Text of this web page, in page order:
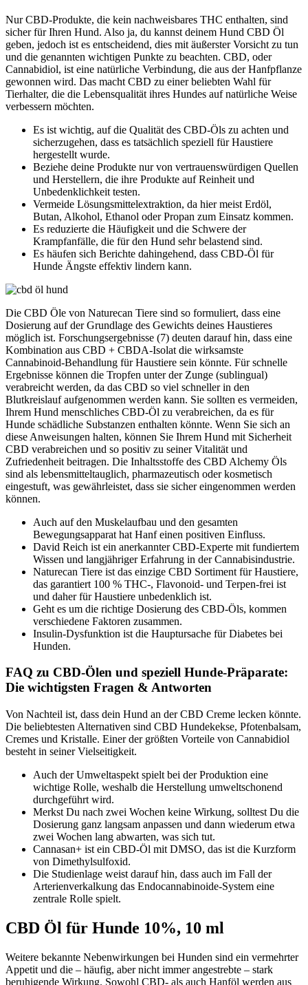
Nur CBD-Produkte, die kein nachweisbares THC enthalten, sind
sicher für Ihren Hund. Also ja, du kannst deinem Hund CBD Öl
geben, jedoch ist es entscheidend, dies mit äußerster Vorsicht zu tun
und die genannten wichtigen Punkte zu beachten. CBD, oder
Cannabidiol, ist eine natürliche Verbindung, die aus der Hanfpflanze
gewonnen wird. Das macht CBD zu einer beliebten Wahl für
Tierhalter, die die Lebensqualität ihres Hundes auf natürliche Weise
verbessern möchten.
Es ist wichtig, auf die Qualität des CBD-Öls zu achten und
sicherzugehen, dass es tatsächlich speziell für Haustiere
hergestellt wurde.
Beziehe deine Produkte nur von vertrauenswürdigen Quellen
und Herstellern, die ihre Produkte auf Reinheit und
Unbedenklichkeit testen.
Vermeide Lösungsmittelextraktion, da hier meist Erdöl,
Butan, Alkohol, Ethanol oder Propan zum Einsatz kommen.
Es reduzierte die Häufigkeit und die Schwere der
Krampfanfälle, die für den Hund sehr belastend sind.
Es häufen sich Berichte dahingehend, dass CBD-Öl für
Hunde Ängste effektiv lindern kann.
Die CBD Öle von Naturecan Tiere sind so formuliert, dass eine
Dosierung auf der Grundlage des Gewichts deines Haustieres
möglich ist. Forschungsergebnisse (7) deuten darauf hin, dass eine
Kombination aus CBD + CBDA-Isolat die wirksamste
Cannabinoid-Behandlung für Haustiere sein könnte. Für schnelle
Ergebnisse können die Tropfen unter der Zunge (sublingual)
verabreicht werden, da das CBD so viel schneller in den
Blutkreislauf aufgenommen werden kann. Sie sollten es vermeiden,
Ihrem Hund menschliches CBD-Öl zu verabreichen, da es für
Hunde schädliche Substanzen enthalten könnte. Wenn Sie sich an
diese Anweisungen halten, können Sie Ihrem Hund mit Sicherheit
CBD verabreichen und so positiv zu seiner Vitalität und
Zufriedenheit beitragen. Die Inhaltsstoffe des CBD Alchemy Öls
sind als lebensmitteltauglich, pharmazeutisch oder kosmetisch
eingestuft, was gewährleistet, dass sie sicher eingenommen werden
können.
Auch auf den Muskelaufbau und den gesamten
Bewegungsapparat hat Hanf einen positiven Einfluss.
David Reich ist ein anerkannter CBD-Experte mit fundiertem
Wissen und langjähriger Erfahrung in der Cannabisindustrie.
Naturecan Tiere ist das einzige CBD Sortiment für Haustiere,
das garantiert 100 % THC-, Flavonoid- und Terpen-frei ist
und daher für Haustiere unbedenklich ist.
Geht es um die richtige Dosierung des CBD-Öls, kommen
verschiedene Faktoren zusammen.
Insulin-Dysfunktion ist die Hauptursache für Diabetes bei
Hunden.
FAQ zu CBD-Ölen und speziell Hunde-Präparate:
Die wichtigsten Fragen & Antworten
Von Nachteil ist, dass dein Hund an der CBD Creme lecken könnte.
Die beliebtesten Alternativen sind CBD Hundekekse, Pfotenbalsam,
Cremes und Kristalle. Einer der größten Vorteile von Cannabidiol
besteht in seiner Vielseitigkeit.
Auch der Umweltaspekt spielt bei der Produktion eine
wichtige Rolle, weshalb die Herstellung umweltschonend
durchgeführt wird.
Merkst Du nach zwei Wochen keine Wirkung, solltest Du die
Dosierung ganz langsam anpassen und dann wiederum etwa
zwei Wochen lang abwarten, was sich tut.
Cannasan+ ist ein CBD-Öl mit DMSO, das ist die Kurzform
von Dimethylsulfoxid.
Die Studienlage weist darauf hin, dass auch im Fall der
Arterienverkalkung das Endocannabinoide-System eine
zentrale Rolle spielt.
CBD Öl für Hunde 10%, 10 ml
Weitere bekannte Nebenwirkungen bei Hunden sind ein vermehrter
Appetit und die – häufig, aber nicht immer angestrebte – stark
beruhigende Wirkung. Sowohl CBD- als auch Hanföl werden aus